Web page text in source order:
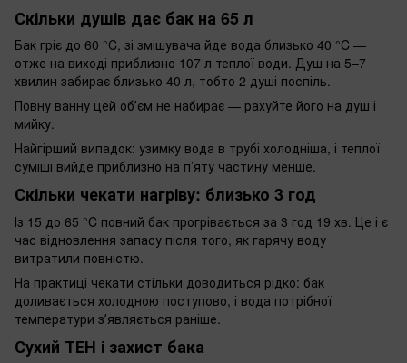
Скільки душів дає бак на 65 л
Бак гріє до 60 °C, зі змішувача йде вода близько 40 °C —
отже на виході приблизно 107 л теплої води. Душ на 5–7
хвилин забирає близько 40 л, тобто 2 душі поспіль.
Повну ванну цей обʼєм не набирає — рахуйте його на душ і
мийку.
Найгірший випадок: узимку вода в трубі холодніша, і теплої
суміші вийде приблизно на п’яту частину менше.
Скільки чекати нагріву: близько 3 год
Із 15 до 65 °C повний бак прогрівається за 3 год 19 хв. Це і є
час відновлення запасу після того, як гарячу воду
витратили повністю.
На практиці чекати стільки доводиться рідко: бак
доливається холодною поступово, і вода потрібної
температури зʼявляється раніше.
Сухий ТЕН і захист бака